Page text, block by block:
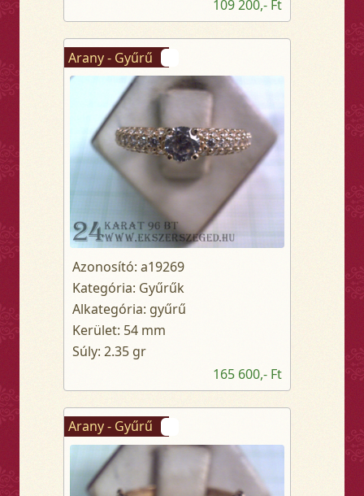
109 200,- Ft
Arany - Gyűrű
Azonosító: a19269
Kategória: Gyűrűk
Alkategória: gyűrű
Kerület: 54 mm
Súly: 2.35 gr
165 600,- Ft
Arany - Gyűrű